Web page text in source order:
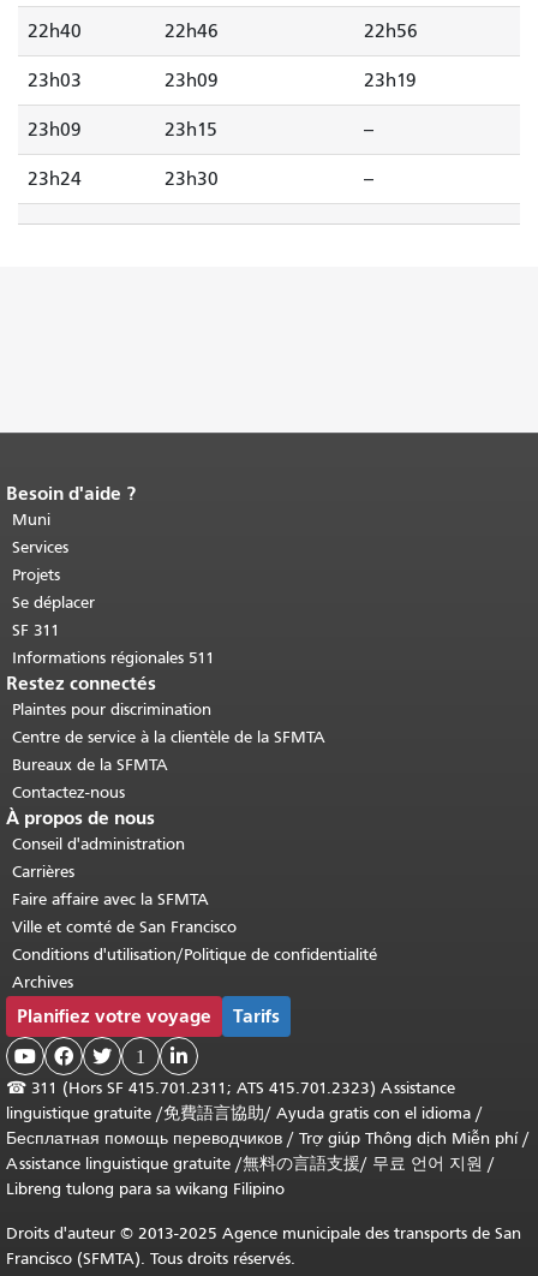
22h40 22h46 22h56
23h03 23h09 23h19
23h09 23h15 --
23h24 23h30 --
Fin du contenu de la page.
cette page se répète sur chaque page.
Retour au haut du contenu principal
Besoin d'aide ?
Muni
Services
Projets
Se déplacer
SF 311
Informations régionales 511
Restez connectés
Plaintes pour discrimination
Centre de service à la clientèle de la SFMTA
Bureaux de la SFMTA
Contactez-nous
À propos de nous
Conseil d'administration
Carrières
Faire affaire avec la SFMTA
Ville et comté de San Francisco
Conditions d'utilisation/Politique de confidentialité
Archives
Planifiez votre voyage Tarifs
   1 
☎ 311 (Hors SF 415.701.2311; ATS 415.701.2323) Assistance
linguistique gratuite /免費語言協助/ Ayuda gratis con el idioma /
Бесплатная помощь переводчиков / Trợ giúp Thông dịch Miễn phí/
Assistance linguistique gratuite /無料の言語支援/ 무료 언어 지원 /
Libreng tulong para sa wikang Filipino
Droits d'auteur © 2013-2025 Agence municipale des transports de San
Francisco (SFMTA). Tous droits réservés.